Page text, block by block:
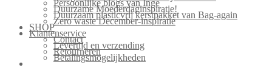
Persoonlijke blogs van Inge
Duurzame Moederdaginspiratie!
Duurzaam plasticvrij kerstpakket van Bag-again
Zero waste December-inspiratie
SHOP
Klantenservice
Contact
Levertijd en verzending
Retourneren
Betalingsmogelijkheden